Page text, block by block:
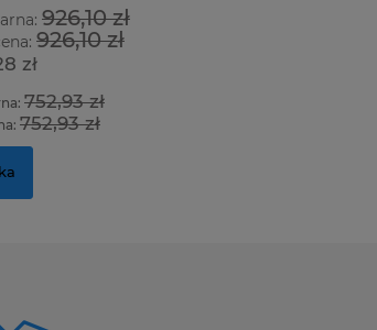
926,10 zł
926,10 zł
zł
752,93 zł
752,93 zł